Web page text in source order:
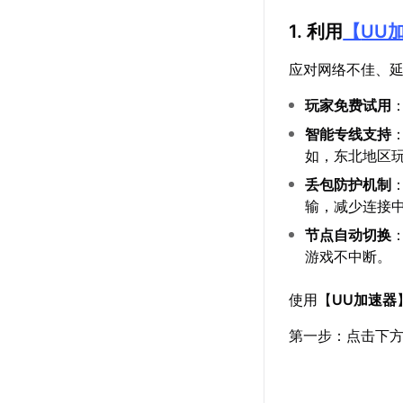
1. 利用 【UU
应对网络不佳、
玩家免费试用
智能专线支持
如，东北地区
丢包防护机制
输，减少连接
节点自动切换
游戏不中断。
使用【UU加速器
第一步：点击下